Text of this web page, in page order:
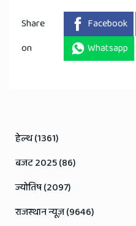
Share
on
Facebook
Whatsapp
हेल्थ (1361)
बजट 2025 (86)
ज्योतिष (2097)
राजस्थान न्यूज़ (9646)